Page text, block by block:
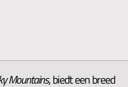
Mountains, biedt een breed